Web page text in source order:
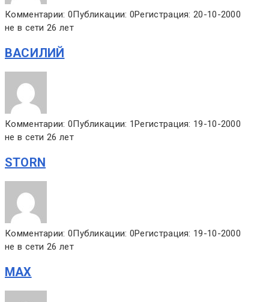
Комментарии: 0 Публикации: 0Регистрация: 20-10-2000
не в сети 26 лет
ВАСИЛИЙ
Комментарии: 0 Публикации: 1 Регистрация: 19-10-2000
не в сети 26 лет
STORN
Комментарии: 0 Публикации: 0Регистрация: 19-10-2000
не в сети 26 лет
MAX